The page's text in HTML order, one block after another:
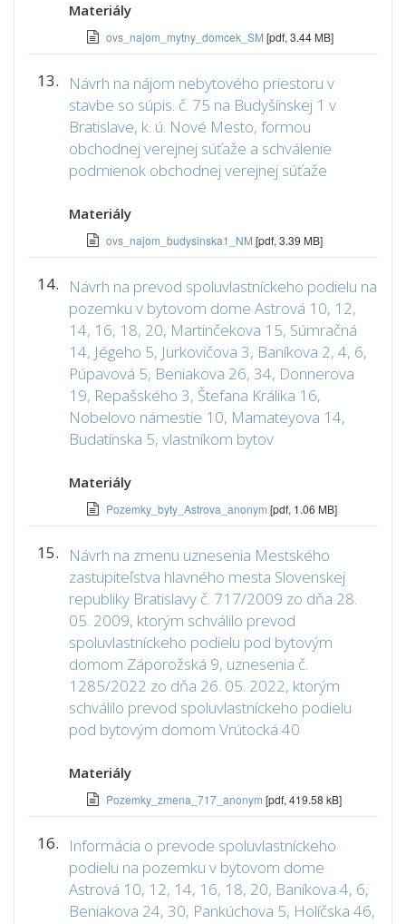
Materiály
ovs_najom_mytny_domcek_SM [pdf, 3.44 MB]
13.
Návrh na nájom nebytového priestoru v
stavbe so súpis. č. 75 na Budyšínskej 1 v
Bratislave, k. ú. Nové Mesto, formou
obchodnej verejnej súťaže a schválenie
podmienok obchodnej verejnej súťaže
Materiály
ovs_najom_budysinska1_NM [pdf, 3.39 MB]
14.
Návrh na prevod spoluvlastníckeho podielu na
pozemku v bytovom dome Astrová 10, 12,
14, 16, 18, 20, Martinčekova 15, Súmračná
14, Jégeho 5, Jurkovičova 3, Baníkova 2, 4, 6,
Púpavová 5, Beniakova 26, 34, Donnerova
19, Repašského 3, Štefana Králika 16,
Nobelovo námestie 10, Mamateyova 14,
Budatínska 5, vlastníkom bytov
Materiály
Pozemky_byty_Astrova_anonym [pdf, 1.06 MB]
15.
Návrh na zmenu uznesenia Mestského
zastupiteľstva hlavného mesta Slovenskej
republiky Bratislavy č. 717/2009 zo dňa 28.
05. 2009, ktorým schválilo prevod
spoluvlastníckeho podielu pod bytovým
domom Záporožská 9, uznesenia č.
1285/2022 zo dňa 26. 05. 2022, ktorým
schválilo prevod spoluvlastníckeho podielu
pod bytovým domom Vrútocká 40
Materiály
Pozemky_zmena_717_anonym [pdf, 419.58 kB]
16.
Informácia o prevode spoluvlastníckeho
podielu na pozemku v bytovom dome
Astrová 10, 12, 14, 16, 18, 20, Baníkova 4, 6,
Beniakova 24, 30, Pankúchova 5, Holíčska 46,